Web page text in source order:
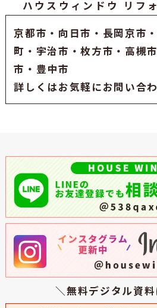
ハウスウィンドウ リフ
京都市 ・ 向日市 ・ 長岡京市
町・ 宇治市 ・枚方市・高槻
市・豊中市
詳しくはお気軽にお問い合
＼無料デジタル資